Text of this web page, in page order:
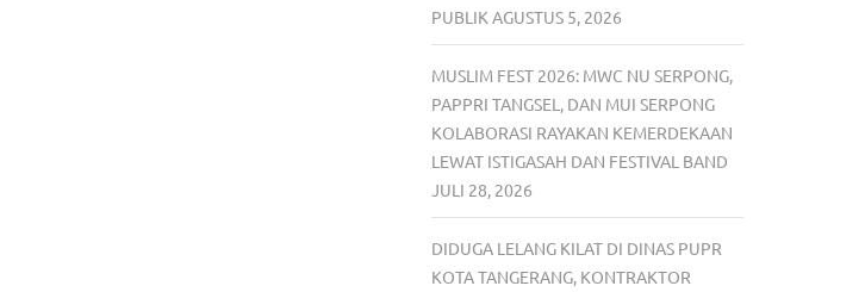
PUBLIK AGUSTUS 5, 2026
MUSLIM FEST 2026: MWC NU SERPONG,
PAPPRI TANGSEL, DAN MUI SERPONG
KOLABORASI RAYAKAN KEMERDEKAAN
LEWAT ISTIGASAH DAN FESTIVAL BAND
JULI 28, 2026
DIDUGA LELANG KILAT DI DINAS PUPR
KOTA TANGERANG, KONTRAKTOR